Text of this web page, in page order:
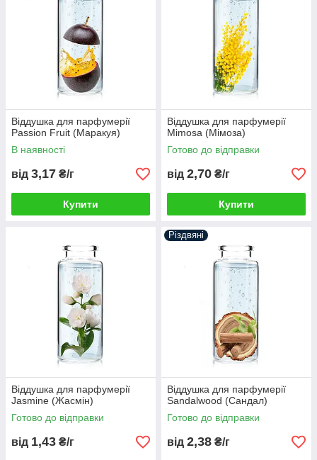
Віддушка для парфумерії
Passion Fruit (Маракуя)
В наявності
від 3,17 ₴/г
Купити
Віддушка для парфумерії
Mimosa (Мімоза)
Готово до відправки
від 2,70 ₴/г
Купити
Віддушка для парфумерії
Jasmine (Жасмін)
Готово до відправки
від 1,43 ₴/г
Різдвяні
Віддушка для парфумерії
Sandalwood (Сандал)
Готово до відправки
від 2,38 ₴/г